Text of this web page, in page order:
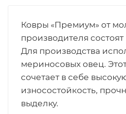
Ковры «Премиум» от
производителя
Для производства
мериносовых овец.
сочетает в себе
износостойкость,
выделку.